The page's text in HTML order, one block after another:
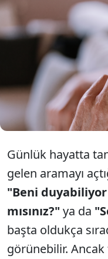
Telefon
yenisini
musunuz?"
uzmanları
bir cevapla
detayları...
Günlük hayatta
gelen aramayı
"Beni
mısınız?" ya da
başta oldukça
görünebilir. Ancak